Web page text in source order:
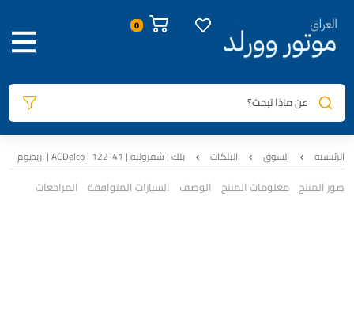
عن ماذا تبحث؟
الرئيسية السوق البلكات بلك | شفروليه | 41-122 | ACDelco | اريديوم
صور المنتج معلومات المنتج الوصف السيارات المتوافقة المراجعات